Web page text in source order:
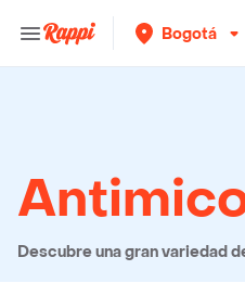
Bogotá
Descubre una gran variedad